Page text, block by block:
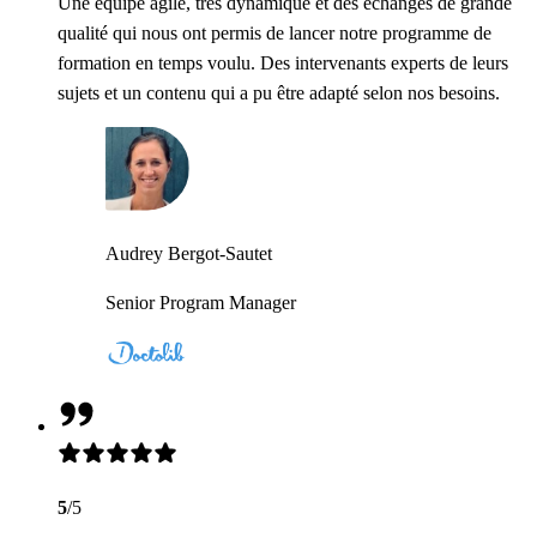
qualité qui nous ont permis de lancer notre programme de
formation en temps voulu. Des intervenants experts de leurs
sujets et un contenu qui a pu être adapté selon nos besoins.
Audrey Bergot-Sautet
Senior Program Manager
5/5